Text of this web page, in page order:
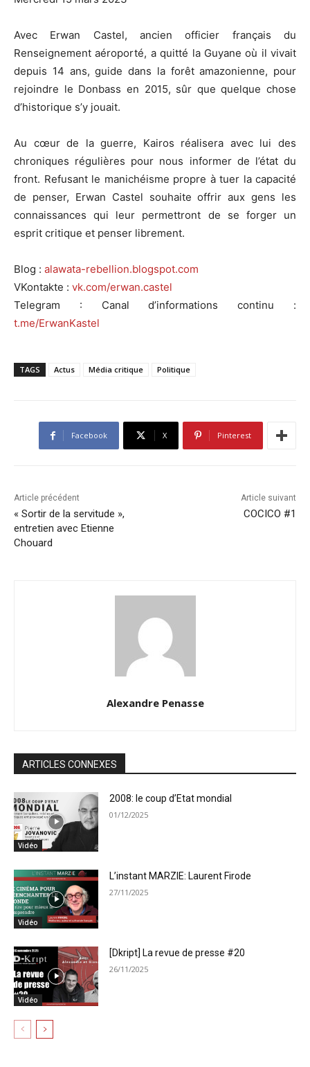
Avec Erwan Castel, ancien officier français du
Renseignement aéroporté, a quitté la Guyane où il vivait
depuis 14 ans, guide dans la forêt amazonienne, pour
rejoindre le Donbass en 2015, sûr que quelque chose
d’historique s’y jouait.
Au cœur de la guerre, Kairos réalisera avec lui des
chroniques régulières pour nous informer de l’état du
front. Refusant le manichéisme propre à tuer la capacité
de penser, Erwan Castel souhaite offrir aux gens les
connaissances qui leur permettront de se forger un
esprit critique et penser librement.
Blog : alawata-rebellion.blogspot.com
VKontakte : vk.com/erwan.castel
Telegram : Canal d’informations continu :
t.me/ErwanKastel
TAGS Actus Média critique Politique
Facebook X Pinterest
Article précédent
« Sortir de la servitude »,
entretien avec Etienne
Chouard
Article suivant
COCICO #1
Alexandre Penasse
ARTICLES CONNEXES
Vidéo
2008: le coup d’Etat mondial
01/12/2025
Vidéo
L’instant MARZIE: Laurent Firode
27/11/2025
Vidéo
[Dkript] La revue de presse #20
26/11/2025